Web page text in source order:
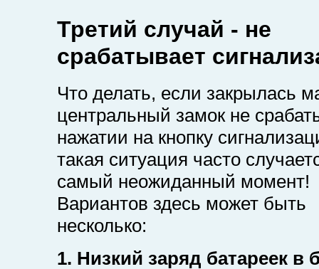
Третий случай - не
срабатывает
Что делать, если закрылась
центральный замок не
нажатии на кнопку
такая ситуация часто
самый неожиданный момент!
Вариантов здесь может быть
несколько:
1. Низкий заряд батареек в